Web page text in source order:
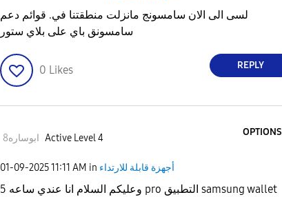
لسى الى الان سامسونج مانزلت منطقتنا في. قوائم دعم
سامسونق باي على بلاي ستور
0 Likes REPLY
ابوساره8 Active Level 4
OPTIONS
‎01-09-202511:11 AM in أجهزة قابلة للارتداء
وعليكم السلام انا عندي ساعه 5 pro التطبيق samsung wallet